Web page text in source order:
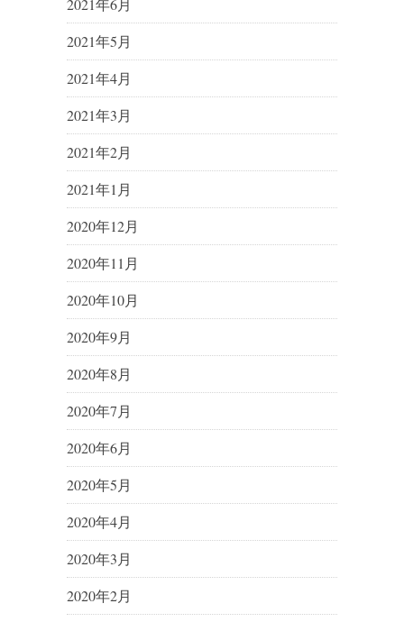
2021年6月
2021年5月
2021年4月
2021年3月
2021年2月
2021年1月
2020年12月
2020年11月
2020年10月
2020年9月
2020年8月
2020年7月
2020年6月
2020年5月
2020年4月
2020年3月
2020年2月